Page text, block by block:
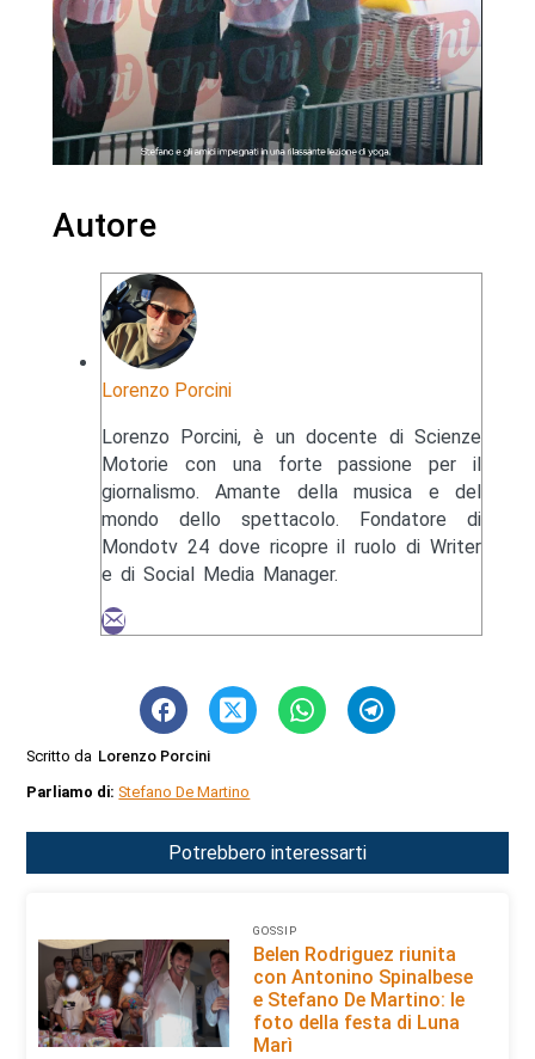
Autore
Lorenzo Porcini
Lorenzo Porcini, è un docente di Scienze
Motorie con una forte passione per il
giornalismo. Amante della musica e del
mondo dello spettacolo. Fondatore di
Mondotv 24 dove ricopre il ruolo di Writer
e di Social Media Manager.
Scritto da Lorenzo Porcini
Parliamo di:Stefano De Martino
Potrebbero interessarti
GOSSIP
Belen Rodriguez riunita
con Antonino Spinalbese
e Stefano De Martino: le
foto della festa di Luna
Marì